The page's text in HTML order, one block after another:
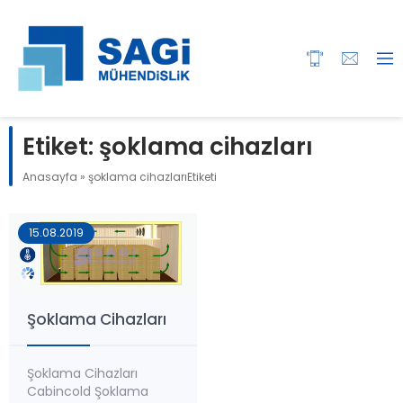
Etiket: şoklama cihazları
Anasayfa » şoklama cihazlarıEtiketi
15.08.2019
Şoklama Cihazları
Şoklama Cihazları
Cabincold Şoklama